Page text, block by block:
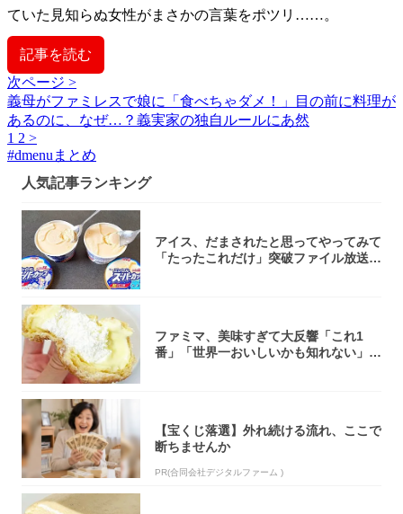
ていた見知らぬ女性がまさかの言葉をポツリ……。
記事を読む
次ページ >
義母がファミレスで娘に「食べちゃダメ！」目の前に料理が
あるのに、なぜ…？義実家の独自ルールにあ然
1 2 >
#dmenuまとめ
人気記事ランキング
アイス、だまされたと思ってやってみて
「たったこれだけ」突破ファイル放送で
ファミマ、美味すぎて大反響「これ1
番」「世界一おいしいかも知れない」
【宝くじ落選】外れ続ける流れ、ここで
断ちませんか
PR(合同会社デジタルファーム )